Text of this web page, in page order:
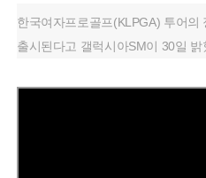
한국여자프로골프(KLPGA) 투어
출시된다고 갤럭시아SM이 30일